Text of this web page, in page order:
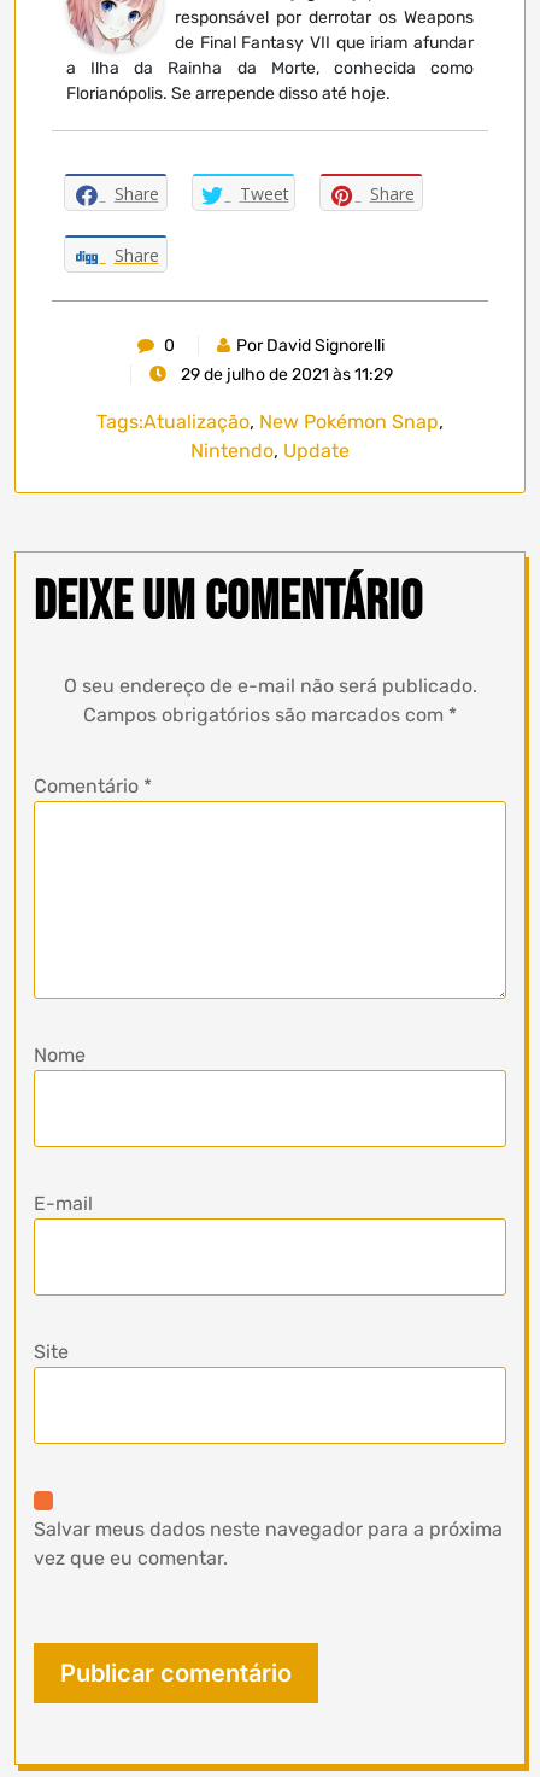
responsável por derrotar os Weapons
de Final Fantasy VII que iriam afundar
a Ilha da Rainha da Morte, conhecida como
Florianópolis. Se arrepende disso até hoje.
Share Tweet Share
Share
0
Por David Signorelli
29 de julho de 2021 às 11:29
Tags:Atualização, New Pokémon Snap,
Nintendo, Update
Deixe um comentário
O seu endereço de e-mail não será publicado.
Campos obrigatórios são marcados com *
Comentário *
Nome
E-mail
Site
Salvar meus dados neste navegador para a próxima
vez que eu comentar.